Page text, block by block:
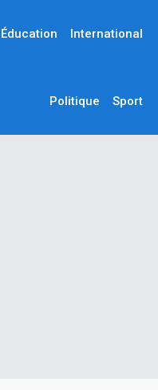
Éducation International
Politique Sport